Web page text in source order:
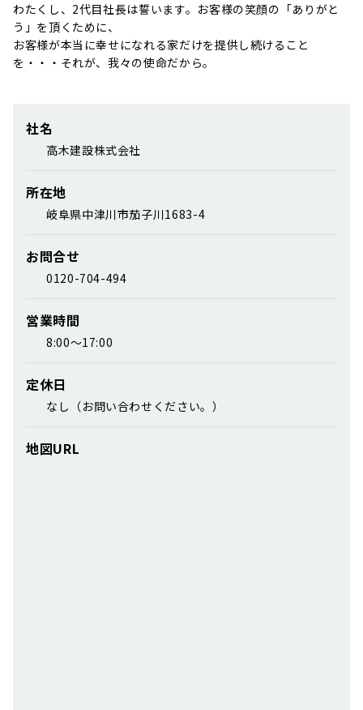
わたくし、2代目社長は誓います。お客様の笑顔の「ありがと
う」を頂くために、
お客様が本当に幸せになれる家だけを提供し続けること
を・・・それが、我々の使命だから。
社名
高木建設株式会社
所在地
岐阜県中津川市茄子川1683-4
お問合せ
0120-704-494
営業時間
8:00～17:00
定休日
なし（お問い合わせください。）
地図URL